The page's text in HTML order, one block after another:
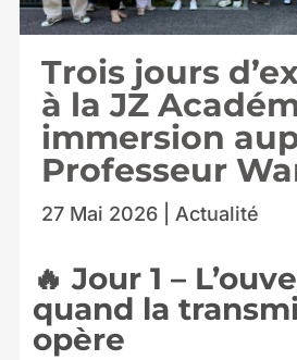
Trois jours
à la JZ
immersion
Professeur
27 Mai 2026| Actualité
🔥 Jour 1 –
quand la
opère